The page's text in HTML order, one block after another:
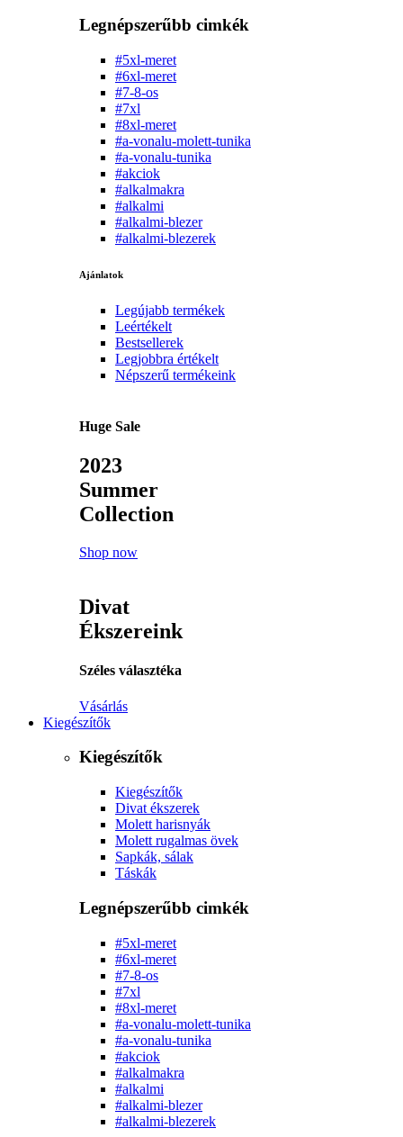
Legnépszerűbb cimkék
#5xl-meret
#6xl-meret
#7-8-os
#7xl
#8xl-meret
#a-vonalu-molett-tunika
#a-vonalu-tunika
#akciok
#alkalmakra
#alkalmi
#alkalmi-blezer
#alkalmi-blezerek
Ajánlatok
Legújabb termékek
Leértékelt
Bestsellerek
Legjobbra értékelt
Népszerű termékeink
Huge Sale
2023
Summer
Collection
Shop now
Divat
Ékszereink
Széles választéka
Vásárlás
Kiegészítők
Kiegészítők
Kiegészítők
Divat ékszerek
Molett harisnyák
Molett rugalmas övek
Sapkák, sálak
Táskák
Legnépszerűbb cimkék
#5xl-meret
#6xl-meret
#7-8-os
#7xl
#8xl-meret
#a-vonalu-molett-tunika
#a-vonalu-tunika
#akciok
#alkalmakra
#alkalmi
#alkalmi-blezer
#alkalmi-blezerek